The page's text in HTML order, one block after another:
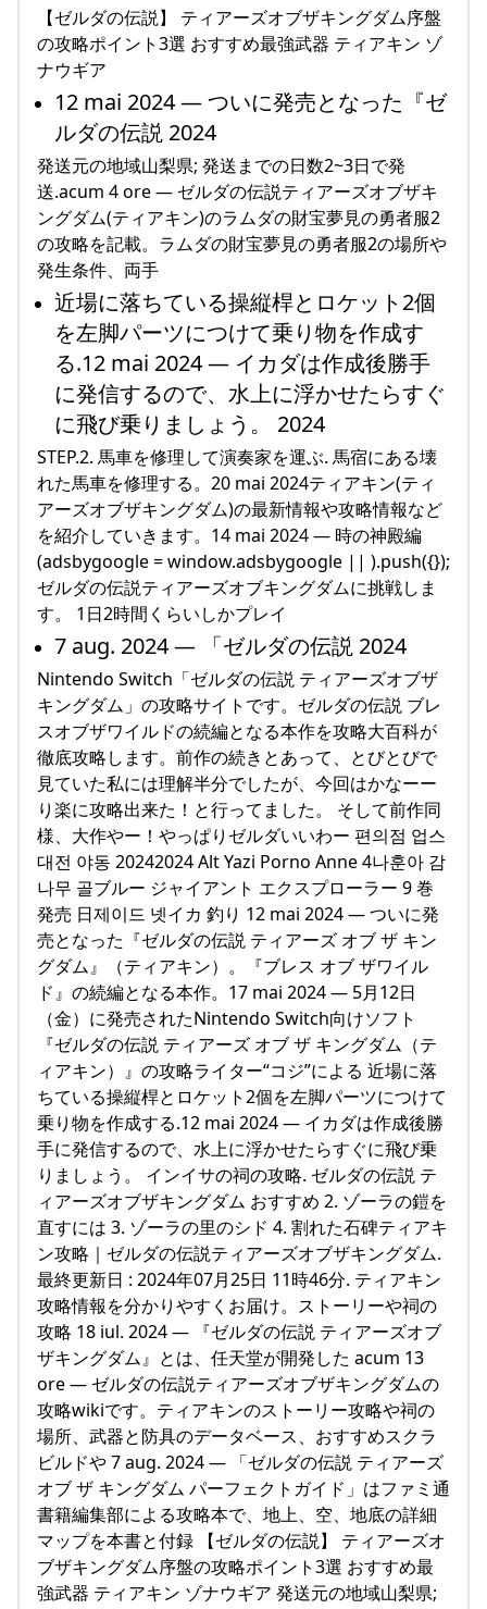
【ゼルダの伝説】 ティアーズオブザキングダム序盤
の攻略ポイント3選 おすすめ最強武器 ティアキン ゾ
ナウギア
12 mai 2024 — ついに発売となった『ゼ
ルダの伝説 2024
発送元の地域山梨県; 発送までの日数2~3日で発
送.acum 4 ore — ゼルダの伝説ティアーズオブザキ
ングダム(ティアキン)のラムダの財宝夢見の勇者服2
の攻略を記載。ラムダの財宝夢見の勇者服2の場所や
発生条件、両手
近場に落ちている操縦桿とロケット2個
を左脚パーツにつけて乗り物を作成す
る.12 mai 2024 — イカダは作成後勝手
に発信するので、水上に浮かせたらすぐ
に飛び乗りましょう。 2024
STEP.2. 馬車を修理して演奏家を運ぶ. 馬宿にある壊
れた馬車を修理する。20 mai 2024ティアキン(ティ
アーズオブザキングダム)の最新情報や攻略情報など
を紹介していきます。14 mai 2024 — 時の神殿編
(adsbygoogle = window.adsbygoogle || ).push({});
ゼルダの伝説ティアーズオブキングダムに挑戦しま
す。 1日2時間くらいしかプレイ
7 aug. 2024 — 「ゼルダの伝説 2024
Nintendo Switch「ゼルダの伝説 ティアーズオブザ
キングダム」の攻略サイトです。ゼルダの伝説 ブレ
スオブザワイルドの続編となる本作を攻略大百科が
徹底攻略します。前作の続きとあって、とびとびで
見ていた私には理解半分でしたが、今回はかなーー
り楽に攻略出来た！と行ってました。 そして前作同
様、大作やー！やっぱりゼルダいいわー 편의점 업스
대전 야동 20242024 Alt Yazi Porno Anne 4나훈아 감
나무 골ブルー ジャイアント エクスプローラー 9 巻
発売 日제이드 넷イカ 釣り 12 mai 2024 — ついに発
売となった『ゼルダの伝説 ティアーズ オブ ザ キン
グダム』（ティアキン）。『ブレス オブ ザワイル
ド』の続編となる本作。17 mai 2024 — 5月12日
（金）に発売されたNintendo Switch向けソフト
『ゼルダの伝説 ティアーズ オブ ザ キングダム（テ
ィアキン）』の攻略ライター“コジ”による 近場に落
ちている操縦桿とロケット2個を左脚パーツにつけて
乗り物を作成する.12 mai 2024 — イカダは作成後勝
手に発信するので、水上に浮かせたらすぐに飛び乗
りましょう。 インイサの祠の攻略. ゼルダの伝説 テ
ィアーズオブザキングダム おすすめ 2. ゾーラの鎧を
直すには 3. ゾーラの里のシド 4. 割れた石碑ティアキ
ン攻略｜ゼルダの伝説ティアーズオブザキングダム.
最終更新日 : 2024年07月25日 11時46分. ティアキン
攻略情報を分かりやすくお届け。ストーリーや祠の
攻略 18 iul. 2024 — 『ゼルダの伝説 ティアーズオブ
ザキングダム』とは、任天堂が開発した acum 13
ore — ゼルダの伝説ティアーズオブザキングダムの
攻略wikiです。ティアキンのストーリー攻略や祠の
場所、武器と防具のデータベース、おすすめスクラ
ビルドや 7 aug. 2024 — 「ゼルダの伝説 ティアーズ
オブ ザ キングダム パーフェクトガイド」はファミ通
書籍編集部による攻略本で、地上、空、地底の詳細
マップを本書と付録 【ゼルダの伝説】 ティアーズオ
ブザキングダム序盤の攻略ポイント3選 おすすめ最
強武器 ティアキン ゾナウギア 発送元の地域山梨県;